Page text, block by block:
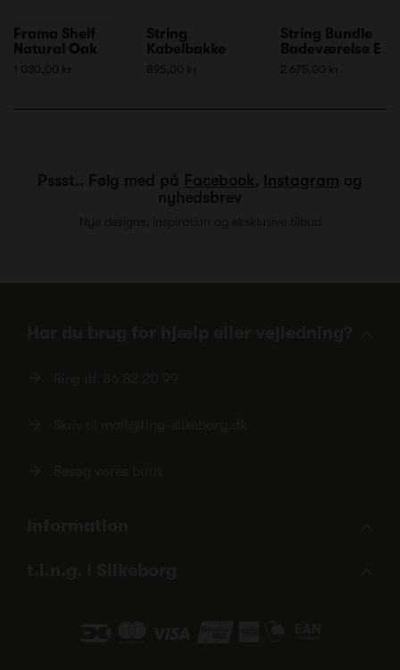
Frama Shelf
Natural Oak
1 030,00 kr
String
Kabelbakke
895,00 kr
String Bundle
Badeværelse E
2 675,00 kr
Pssst.. Følg med på Facebook, Instagram og
nyhedsbrev
Nye designs, inspiration og eksklusive tilbud